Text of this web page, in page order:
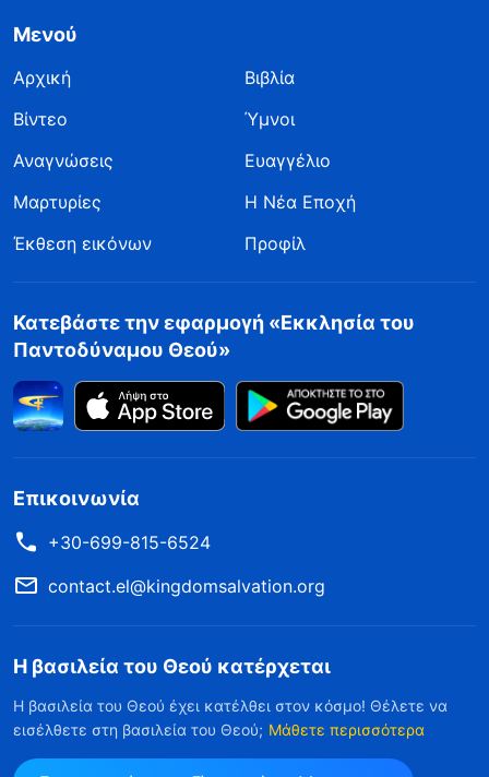
Μενού
Αρχική
Βιβλία
Βίντεο
Ύμνοι
Αναγνώσεις
Ευαγγέλιο
Μαρτυρίες
Η Νέα Εποχή
Έκθεση εικόνων
Προφίλ
Κατεβάστε την εφαρμογή «Εκκλησία του
Παντοδύναμου Θεού»
Επικοινωνία
+30-699-815-6524
contact.el@kingdomsalvation.org
Η βασιλεία του Θεού κατέρχεται
Η βασιλεία του Θεού έχει κατέλθει στον κόσμο! Θέλετε να
εισέλθετε στη βασιλεία του Θεού; Μάθετε περισσότερα